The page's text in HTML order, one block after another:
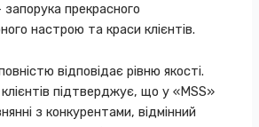
прекрасного
настрою та краси клієнтів.
відповідає рівню якості.
клієнтів підтверджує, що у «MSS»
з конкурентами, відмінний